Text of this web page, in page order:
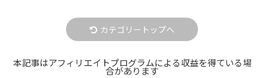
カテゴリートップへ
本記事はアフィリエイトプログラムによる収益を得ている場
合があります